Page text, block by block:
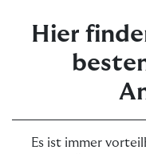
Hier
Es ist immer